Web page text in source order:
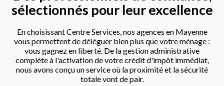
sélectionnés pour leur excellence
En choisissant Centre Services, nos agences en Mayenne
vous permettent de déléguer bien plus que votre ménage :
vous gagnez en liberté. De la gestion administrative
complète à l'activation de votre crédit d'impôt immédiat,
nous avons conçu un service où la proximité et la sécurité
totale vont de pair.